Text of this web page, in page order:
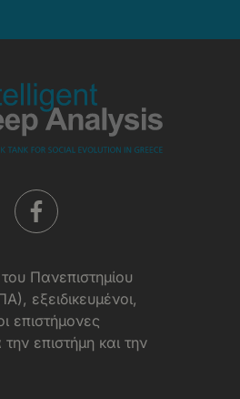
Πανεπιστημίου
εξειδικευμένοι,
επιστήμονες
επιστήμη και την